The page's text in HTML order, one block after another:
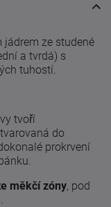
jádrem ze studené
a tvrdá) s
tuhostí.
tvoří
tvarovaná do
prokrvení
měkčí zóny, pod